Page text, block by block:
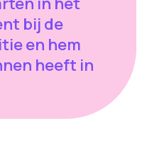
bij de
en hem
heeft in